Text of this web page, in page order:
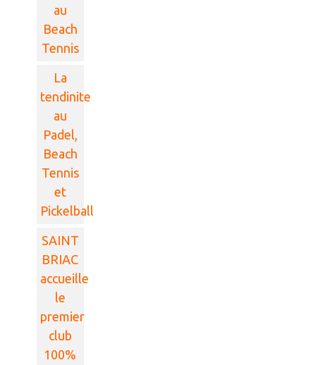
au
Beach
Tennis
La
tendinite
au
Padel,
Beach
Tennis
et
Pickelball
SAINT
BRIAC
accueille
le
premier
club
100%